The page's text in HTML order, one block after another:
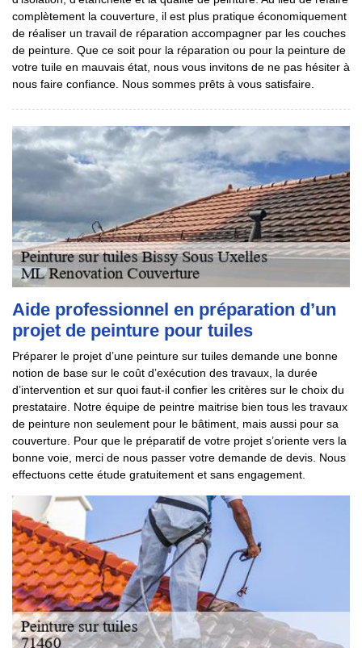
complètement la couverture, il est plus pratique économiquement
de réaliser un travail de réparation accompagner par les couches
de peinture. Que ce soit pour la réparation ou pour la peinture de
votre tuile en mauvais état, nous vous invitons de ne pas hésiter à
nous faire confiance. Nous sommes prêts à vous satisfaire.
Aide professionnel en préparation d’un
projet de peinture pour tuiles
Préparer le projet d’une peinture sur tuiles demande une bonne
notion de base sur le coût d’exécution des travaux, la durée
d’intervention et sur quoi faut-il confier les critères sur le choix du
prestataire. Notre équipe de peintre maitrise bien tous les travaux
de peinture non seulement pour le bâtiment, mais aussi pour sa
couverture. Pour que le préparatif de votre projet s’oriente vers la
bonne voie, merci de nous passer votre demande de devis. Nous
effectuons cette étude gratuitement et sans engagement.